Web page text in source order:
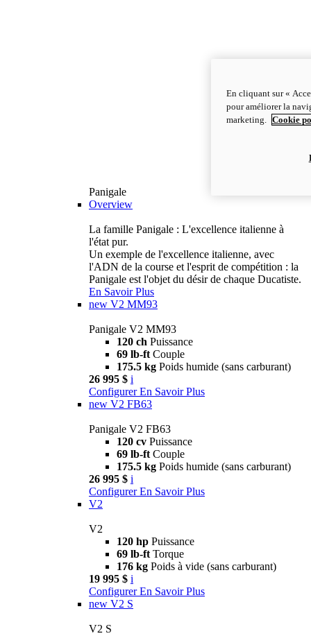
Panigale
Overview
La famille Panigale : L'excellence italienne à
l'état pur.
Un exemple de l'excellence italienne, avec
l'ADN de la course et l'esprit de compétition : la
Panigale est l'objet du désir de chaque Ducatiste.
En Savoir Plus
new V2 MM93
Panigale V2 MM93
120 ch Puissance
69 lb-ft Couple
175.5 kg Poids humide (sans carburant)
26 995 $ i
Configurer En Savoir Plus
new V2 FB63
Panigale V2 FB63
120 cv Puissance
69 lb-ft Couple
175.5 kg Poids humide (sans carburant)
26 995 $ i
Configurer En Savoir Plus
V2
V2
120 hp Puissance
69 lb-ft Torque
176 kg Poids à vide (sans carburant)
19 995 $ i
Configurer En Savoir Plus
new V2 S
V2 S
En cliquant sur «
pour améliorer la
marketing.
Cookie